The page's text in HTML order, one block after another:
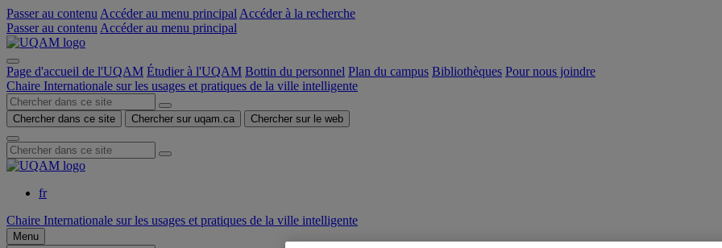
Passer au contenu Accéder au menu principal Accéder à la recherche
Passer au contenu Accéder au menu principal
Page d'accueil de l'UQAM Étudier à l'UQAM Bottin du personnel Plan du campus Bibliothèques Pour nous joindre
Chaire Internationale sur les usages et pratiques de la ville intelligente
Chercher dans ce site Chercher sur uqam.ca Chercher sur le web
fr
Chaire Internationale sur les usages et pratiques de la ville intelligente
Menu